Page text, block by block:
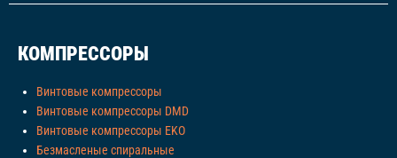
КОМПРЕССОРЫ
Винтовые компрессоры
Винтовые компрессоры DMD
Винтовые компрессоры EKO
Безмасленые спиральные